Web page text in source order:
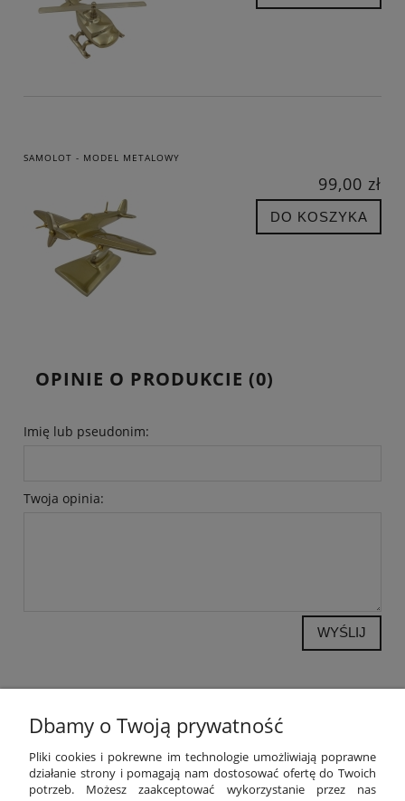
SAMOLOT - MODEL METALOWY
99,00 zł
DO KOSZYKA
OPINIE O PRODUKCIE (0)
Imię lub pseudonim:
Twoja opinia:
WYŚLIJ
POMOC
MOJE KONTO
Dbamy o Twoją prywatność
Pliki cookies i pokrewne im technologie umożliwiają poprawne
działanie strony i pomagają nam dostosować ofertę do Twoich
potrzeb. Możesz zaakceptować wykorzystanie przez nas